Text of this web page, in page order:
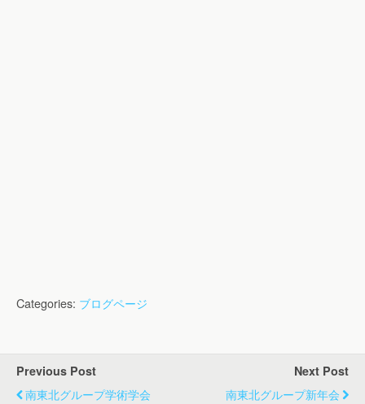
Categories: ブログページ
Previous Post
南東北グループ学術学会
Next Post
南東北グループ新年会